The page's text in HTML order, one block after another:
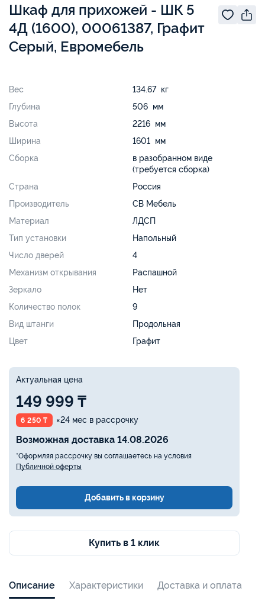
Шкаф для прихожей - ШК 5
4Д (1600), 00061387, Графит
Серый, Евромебель
Вес
134.67 кг
Глубина
506 мм
Высота
2216 мм
Ширина
1601 мм
Сборка
в разобранном виде
(требуется сборка)
Страна
Россия
Производитель
СВ Мебель
Материал
ЛДСП
Тип установки
Напольный
Число дверей
4
Механизм открывания
Распашной
Зеркало
Нет
Количество полок
9
Вид штанги
Продольная
Цвет
Графит
Актуальная цена
149 999 ₸
6 250 ₸ ×24 мес в рассрочку
Возможная доставка 14.08.2026
*Оформляя рассрочку вы соглашаетесь на условия
Публичной оферты
Добавить в корзину
Купить в 1 клик
Описание Характеристики Доставка и оплата